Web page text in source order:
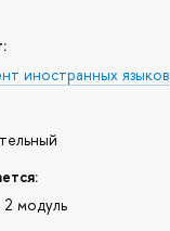
иностранных языков
2 модуль